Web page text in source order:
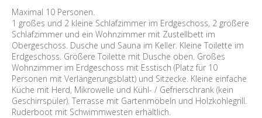
Maximal 10 Personen.
1 großes und 2 kleine Schlafzimmer im Erdgeschoss, 2 größere
Schlafzimmer und ein Wohnzimmer mit Zustellbett im
Obergeschoss. Dusche und Sauna im Keller. Kleine Toilette im
Erdgeschoss. Größere Toilette mit Dusche oben. Großes
Wohnzimmer im Erdgeschoss mit Esstisch (Platz für 10
Personen mit Verlängerungsblatt) und Sitzecke. Kleine einfache
Küche mit Herd, Mikrowelle und Kühl- / Gefrierschrank (kein
Geschirrspüler). Terrasse mit Gartenmöbeln und Holzkohlegrill.
Ruderboot mit Schwimmwesten erhältlich.